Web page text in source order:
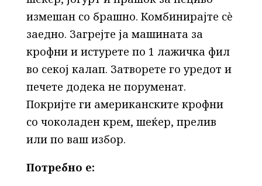
измешан со брашно. Комбинирајте сè
заедно. Загрејте ја машината за
крофни и истурете по 1 лажичка фил
во секој калап. Затворете го уредот и
печете додека не поруменат.
Покријте ги американските крофни
со чоколаден крем, шеќер, прелив
или по ваш избор.
Потребно е: